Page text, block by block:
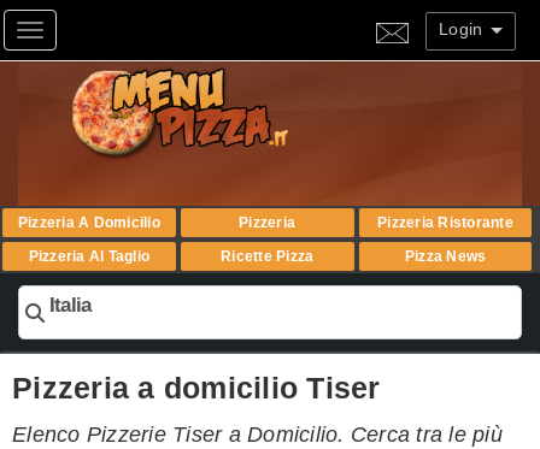
Toggle navigation Login
Pizzeria A Domicilio Pizzeria
Pizzeria Ristorante
Pizzeria Al Taglio
Ricette Pizza Pizza News
Italia
Pizzeria a domicilio Tiser
Elenco Pizzerie Tiser a Domicilio. Cerca tra le più